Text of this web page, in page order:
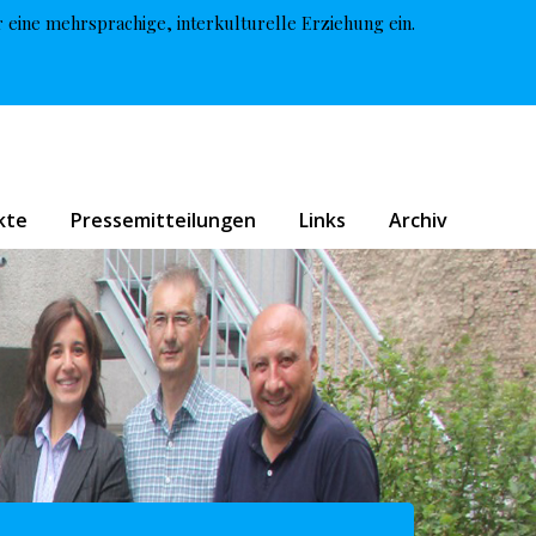
eine mehrsprachige, interkulturelle Erziehung ein.
Pressemitteilungen Links Archiv